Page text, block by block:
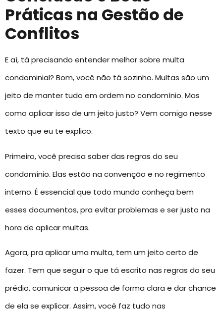
Práticas na Gestão de
Conflitos
E aí, tá precisando entender melhor sobre multa
condominial? Bom, você não tá sozinho. Multas são um
jeito de manter tudo em ordem no condomínio. Mas
como aplicar isso de um jeito justo? Vem comigo nesse
texto que eu te explico.
Primeiro, você precisa saber das regras do seu
condomínio. Elas estão na convenção e no regimento
interno. É essencial que todo mundo conheça bem
esses documentos, pra evitar problemas e ser justo na
hora de aplicar multas.
Agora, pra aplicar uma multa, tem um jeito certo de
fazer. Tem que seguir o que tá escrito nas regras do seu
prédio, comunicar a pessoa de forma clara e dar chance
de ela se explicar. Assim, você faz tudo nas